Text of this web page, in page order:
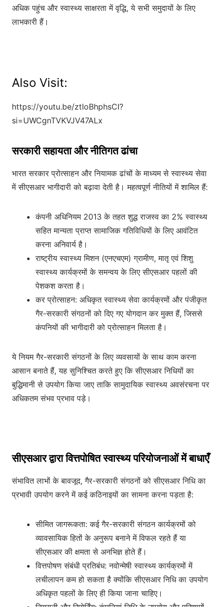
अधिक पहुंच और स्वास्थ्य साक्षरता में वृद्धि, ये सभी समुदायों के लिए
लाभकारी हैं।
Also Visit:
https://youtu.be/ztIoBhphsCI?
si=UWCgnTVKVJV47ALx
सरकारी सहायता और नीतिगत ढांचा
भारत सरकार प्रोत्साहन और नियामक ढांचों के माध्यम से स्वास्थ्य सेवा
में सीएसआर भागीदारी को बढ़ावा देती है। महत्वपूर्ण नीतियों में शामिल हैं:
कंपनी अधिनियम 2013 के तहत शुद्ध राजस्व का 2% स्वास्थ्य
सहित मान्यता प्राप्त सामाजिक गतिविधियों के लिए आवंटित
करना अनिवार्य है।
राष्ट्रीय स्वास्थ्य मिशन (एनएचएम) ग्रामीण, मातृ एवं शिशु
स्वास्थ्य कार्यक्रमों के समन्वय के लिए सीएसआर पहलों की
पेशकश करता है।
कर प्रोत्साहन: अधिकृत स्वास्थ्य सेवा कार्यक्रमों और पंजीकृत
गैर-सरकारी संगठनों को दिए गए योगदान कर मुक्त हैं, जिससे
कंपनियों की भागीदारी को प्रोत्साहन मिलता है।
ये नियम गैर-सरकारी संगठनों के लिए व्यवसायों के साथ काम करना
आसान बनाते हैं, यह सुनिश्चित करते हुए कि सीएसआर निधियों का
बुद्धिमानी से उपयोग किया जाए ताकि सामुदायिक स्वास्थ्य अवसंरचना पर
अधिकतम संभव प्रभाव पड़े।
सीएसआर द्वारा वित्तपोषित स्वास्थ्य परियोजनाओं में बाधाएँ
संभावित लाभों के बावजूद, गैर-सरकारी संगठनों को सीएसआर निधि का
प्रभावी उपयोग करने में कई कठिनाइयों का सामना करना पड़ता है:
सीमित जागरूकता: कई गैर-सरकारी संगठन कार्यक्रमों को
व्यावसायिक हितों के अनुरूप बनाने में विफल रहते हैं या
सीएसआर की क्षमता से अनभिज्ञ होते हैं।
वित्तपोषण संबंधी प्रतिबंध: नवोन्मेषी स्वास्थ्य कार्यक्रमों में
लचीलापन कम हो सकता है क्योंकि सीएसआर निधि का उपयोग
अधिकृत पहलों के लिए ही किया जाना चाहिए।